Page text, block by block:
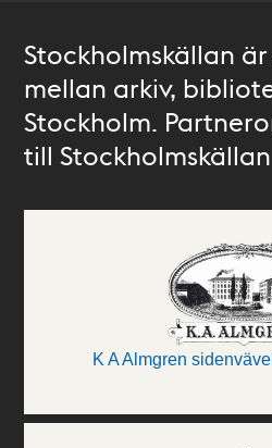
Stockholmskällan
mellan arkiv,
Stockholm.
till
K A Almgren